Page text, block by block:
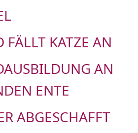
FÄLLT KATZE AN
AN
ENTE
ABGESCHAFFT